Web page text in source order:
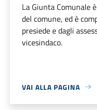
La Giunta Comunale
del comune, ed è
presiede e dagli
vicesindaco.
VAI ALLA PAGINA